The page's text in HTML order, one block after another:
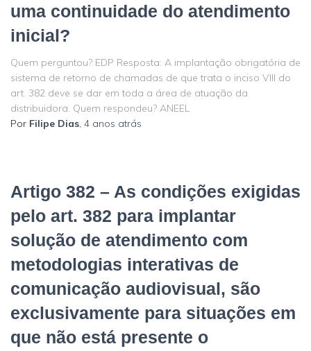
uma continuidade do atendimento
inicial?
Quem perguntou? EDP Resposta: A implantação obrigatória de
sistema de retorno de chamadas de que trata o inciso VIII do
art. 382 deve se dar em toda a área de atuação da
distribuidora. Quem respondeu? ANEEL
Por Filipe Dias, 4 anos atrás
Artigo 382 – As condições exigidas
pelo art. 382 para implantar
solução de atendimento com
metodologias interativas de
comunicação audiovisual, são
exclusivamente para situações em
que não está presente o